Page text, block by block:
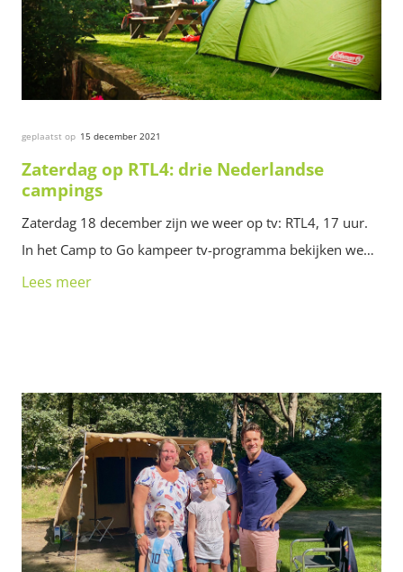
geplaatst op 15 december 2021
Zaterdag op RTL4: drie Nederlandse
campings
Zaterdag 18 december zijn we weer op tv: RTL4, 17 uur.
In het Camp to Go kampeer tv-programma bekijken we…
Lees meer